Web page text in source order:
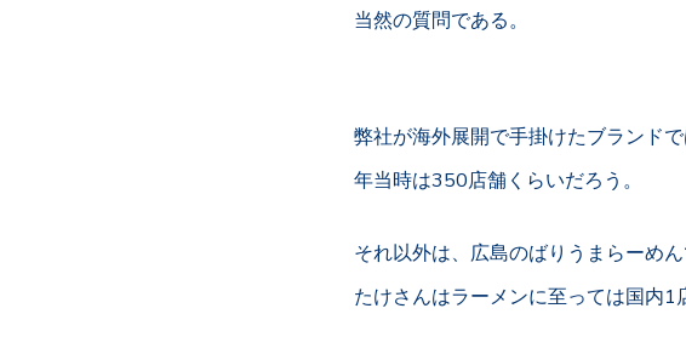
当然の質問である。
弊社が海外展開で手掛けたブランド
年当時は350店舗くらいだろう。
それ以外は、広島のばりうまらーめ
たけさんはラーメンに至っては国内1